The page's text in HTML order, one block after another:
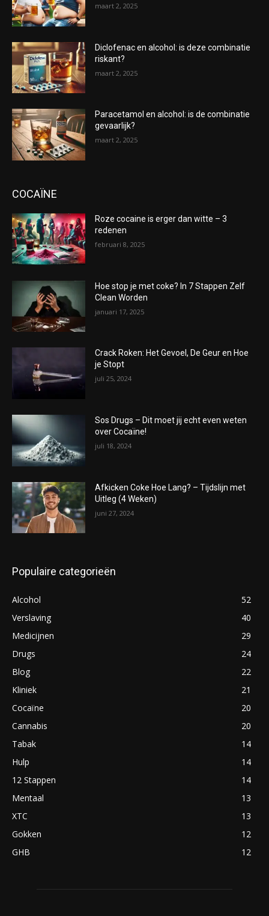
maart 2, 2025
Diclofenac en alcohol: is deze combinatie
riskant?
maart 2, 2025
Paracetamol en alcohol: is de combinatie
gevaarlijk?
maart 2, 2025
COCAÏNE
Roze cocaine is erger dan witte – 3
redenen
februari 8, 2025
Hoe stop je met coke? In 7 Stappen Zelf
Clean Worden
januari 17, 2025
Crack Roken: Het Gevoel, De Geur en Hoe
je Stopt
juli 25, 2024
Sos Drugs – Dit moet jij echt even weten
over Cocaïne!
juli 18, 2024
Afkicken Coke Hoe Lang? – Tijdslijn met
Uitleg (4 Weken)
juni 27, 2024
Populaire categorieën
Alcohol
52
Verslaving
40
Medicijnen
29
Drugs
24
Blog
22
Kliniek
21
Cocaïne
20
Cannabis
20
Tabak
14
Hulp
14
12 Stappen
14
Mentaal
13
XTC
13
Gokken
12
GHB
12